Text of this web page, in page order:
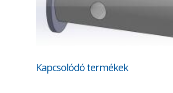
Kapcsolódó termékek